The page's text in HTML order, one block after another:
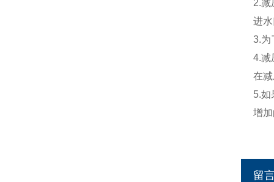
2.减
进
3.为
4.减
在
5.如
增
留